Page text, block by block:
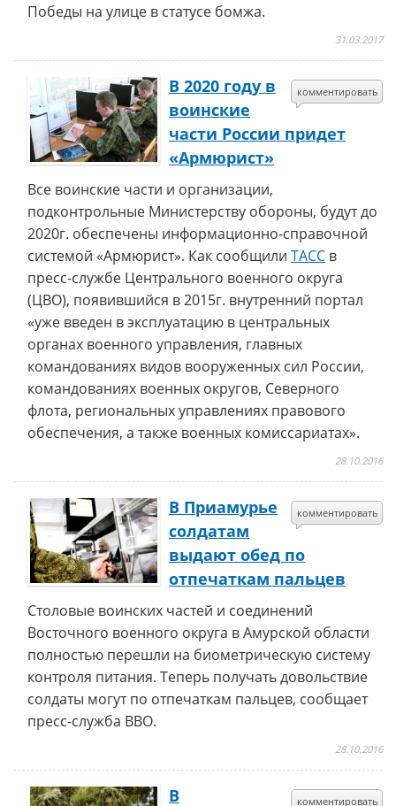
Победы на улице в статусе бомжа.
31.03.2017
комментировать
В 2020 году в
воинские
части России придет
«Армюрист»
Все воинские части и организации,
подконтрольные Министерству обороны, будут до
2020г. обеспечены информационно-справочной
системой «Армюрист». Как сообщили ТАСС в
пресс-службе Центрального военного округа
(ЦВО), появившийся в 2015г. внутренний портал
«уже введен в эксплуатацию в центральных
органах военного управления, главных
командованиях видов вооруженных сил России,
командованиях военных округов, Северного
флота, региональных управлениях правового
обеспечения, а также военных комиссариатах».
28.10.2016
комментировать
В Приамурье
солдатам
выдают обед по
отпечаткам пальцев
Столовые воинских частей и соединений
Восточного военного округа в Амурской области
полностью перешли на биометрическую систему
контроля питания. Теперь получать довольствие
солдаты могут по отпечаткам пальцев, сообщает
пресс-служба ВВО.
28.10.2016
комментировать
В